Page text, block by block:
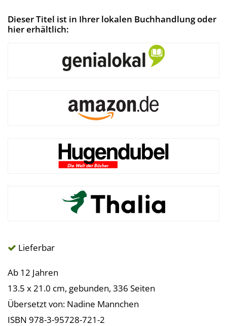
Dieser Titel ist in Ihrer lokalen Buchhandlung oder
hier erhältlich:
Lieferbar
Ab 12 Jahren
13.5 x 21.0 cm, gebunden, 336 Seiten
Übersetzt von: Nadine Mannchen
ISBN 978-3-95728-721-2